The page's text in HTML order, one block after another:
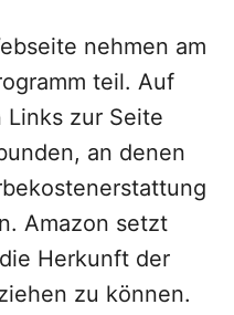
nehmen am
teil. Auf
zur Seite
an denen
Amazon setzt
Herkunft der
zu können.